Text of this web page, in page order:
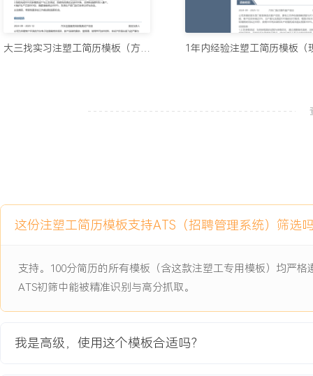
1.主导完成XXX套新模具的试模与量产导入，工艺稳定性达标率
个新项目定点。
2.通过系统性的模具维护，将模具平均使用寿命延长XXX%，年度模
4.高效执行生产计划，保障XXX台注塑机日均产出，年度总产量提升
2024-09 - 2025-12 汽车智能座舱部件量产项目
原试产阶段因工艺不稳定，产品合格率仅XXX%，且生产节拍无法满
这份注塑工简历模板支持ATS（招聘管理系统）筛选
支持。100分简历的所有模板（含这款注塑工专用模板）均严
ATS初筛中能被精准识别与高分抓取。
我是高级，使用这个模板合适吗？